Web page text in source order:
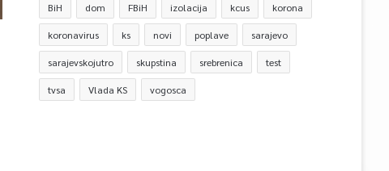
BiH dom FBiH izolacija kcus korona
koronavirus ks novi poplave sarajevo
sarajevskojutro skupstina srebrenica test
tvsa Vlada KS vogosca